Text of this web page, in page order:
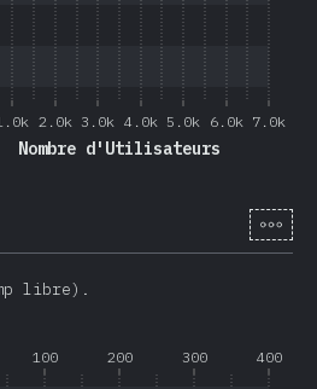
2.0k 3.0k 4.0k 5.0k 6.0k 7.0k
Nombre d'Utilisateurs
[fr-
libre).
100 200 300 400